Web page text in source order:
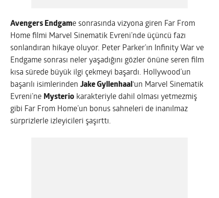
Avengers Endgame sonrasında vizyona giren Far From
Home filmi Marvel Sinematik Evreni’nde üçüncü fazı
sonlandıran hikaye oluyor. Peter Parker’ın Infinity War ve
Endgame sonrası neler yaşadığını gözler önüne seren film
kısa sürede büyük ilgi çekmeyi başardı. Hollywood’un
başarılı isimlerindenJake Gyllenhaal ‘un Marvel Sinematik
Evreni’ne Mysterio karakteriyle dahil olması yetmezmiş
gibi Far From Home’un bonus sahneleri de inanılmaz
sürprizlerle izleyicileri şaşırttı.